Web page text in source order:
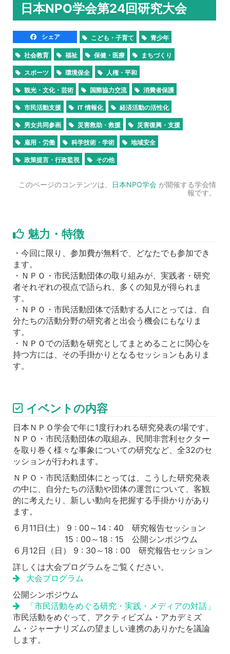
日本NPO学会第24回研究大会
シェア こども・子育て 青少年
社会教育 福祉 保健・医療 まちづくり
スポーツ 環境保全 人権・平和
観光・文化・芸術 国際協力交流 消費者保護
市民活動支援 IT 情報化 経済活動の活性化
男女共同参画 災害救助・救援 災害復興・支援
雇用・労働 科学技術・学術 地域安全
政策提言・行政監視 その他
このページのコンテンツは、 日本NPO学会が開催する学会情
報です。
魅力・特徴
・今回に限り、参加費が無料で、どなたでも参加でき
ます。
・ＮＰＯ・市民活動団体の取り組みが、実践者・研究
者それぞれの視点で語られ、多くの知見が得られま
す。
・ＮＰＯ・市民活動団体で活動する人にとっては、自
分たちの活動分野の研究者と出会う機会にもなりま
す。
・ＮＰＯでの活動を研究としてまとめることに関心を
持つ方には、その手掛かりとなるセッションもありま
す。
イベントの内容
日本ＮＰＯ学会で年に1度行われる研究発表の場です。
ＮＰＯ・市民活動団体の取組み、民間非営利セクター
を取り巻く様々な事象についての研究など、全32のセ
ッションが行われます。
ＮＰＯ・市民活動団体にとっては、こうした研究発表
の中に、自分たちの活動や団体の運営について、客観
的に考えたり、新しい動向を把握する手掛かりがあり
ます。
６月11日(土） 9 : 00～14 : 40 研究報告セッション
15 : 00～18 : 15 公開シンポジウム
６月12日（日） 9 : 30～18 : 00 研究報告セッション
詳しくは大会プログラムをご覧ください。
大会プログラム
公開シンポジウム
「市民活動をめぐる研究・実践・メディアの対話」
市民活動をめぐって、アクティビズム・アカデミズ
ム・ジャーナリズムの望ましい連携のありかたを議論
します。